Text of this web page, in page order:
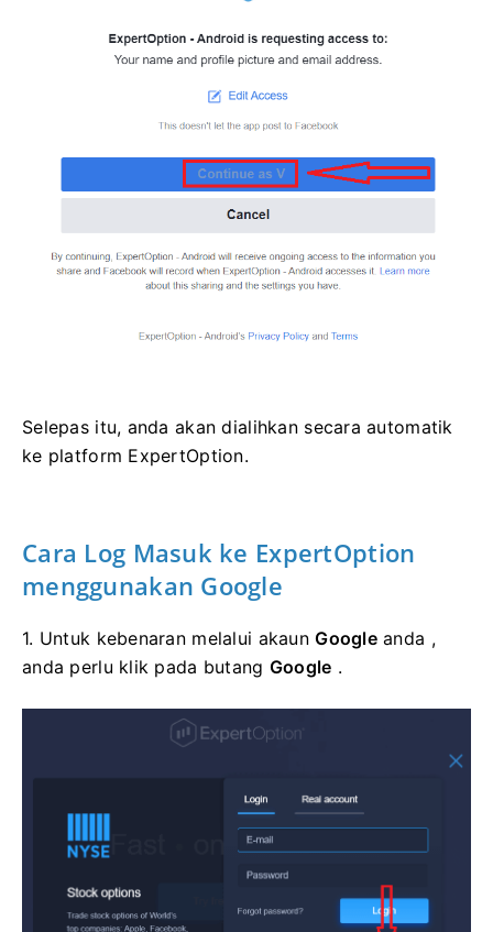
Selepas itu, anda akan dialihkan secara automatik
ke platform ExpertOption.
Cara Log Masuk ke ExpertOption
menggunakan Google
1. Untuk kebenaran melalui akaunGoogleanda ,
anda perlu klik pada butang Google .